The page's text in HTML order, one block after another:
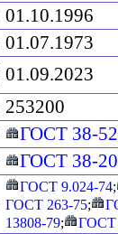
01.10.1996
01.07.1973
01.09.2023
253200
ГОСТ 38-52
ГОСТ 38-
ГОСТ 9.024-74;
ГОСТ 263-75;
13808-79; ГОСТ